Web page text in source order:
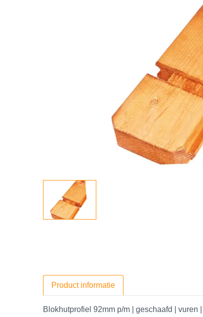
Product informatie
Blokhutprofiel 92mm p/m | geschaafd | vuren